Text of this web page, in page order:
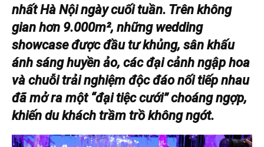
nhất Hà Nội ngày cuối tuần. Trên không
gian hơn 9.000m², những wedding
showcase được đầu tư khủng, sân khấu
ánh sáng huyền ảo, các đại cảnh ngập hoa
và chuỗi trải nghiệm độc đáo nối tiếp nhau
đã mở ra một “đại tiệc cưới” choáng ngợp,
khiến du khách trầm trồ không ngớt.